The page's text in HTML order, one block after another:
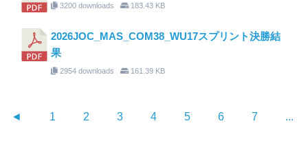
3200 downloads 183.43 KB
2026JOC_MAS_COM38_WU17スプリント決勝結
果
2954 downloads 161.39 KB
◄ 1 2 3 4 5 6 7 ...